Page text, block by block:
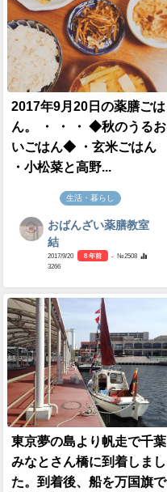
2017年9月20日の薬膳ごは
ん。 ・ ・ ・ ◆秋のうるお
いごはん◆ ・玄米ごはん
・小松菜と高野...
生活・暮らし
おばんざい薬膳教室
結
2017/9/20 8 年前
- №2508
3266
東京夢の島より帆走で千葉
みなとさん橋に到着しまし
た。到着後、船を万国旗で